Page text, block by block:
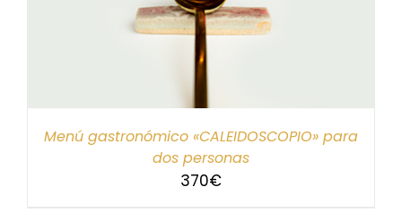
Menú gastronómico «CALEIDOSCOPIO» para
dos personas
370€